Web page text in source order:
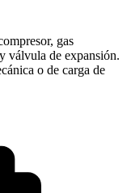
gas
válvula de expansión.
o de carga de